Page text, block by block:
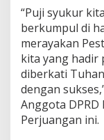
“Puji syukur
berkumpul di
merayakan
kita yang hadir
diberkati
dengan
Anggota DPRD
Perjuangan ini.